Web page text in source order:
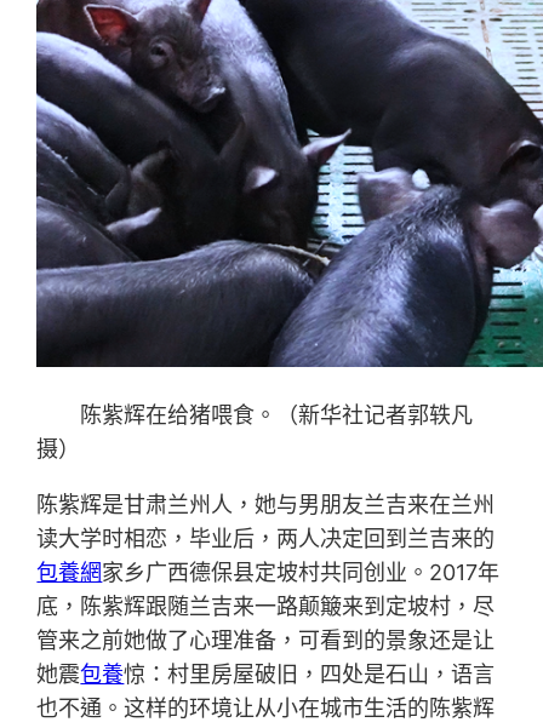
陈紫辉在给猪喂食。（新华社记者郭轶凡
摄）
陈紫辉是甘肃兰州人，她与男朋友兰吉来在兰州
读大学时相恋，毕业后，两人决定回到兰吉来的
包養網家乡广西德保县定坡村共同创业。2017年
底，陈紫辉跟随兰吉来一路颠簸来到定坡村，尽
管来之前她做了心理准备，可看到的景象还是让
她震包養惊：村里房屋破旧，四处是石山，语言
也不通。这样的环境让从小在城市生活的陈紫辉